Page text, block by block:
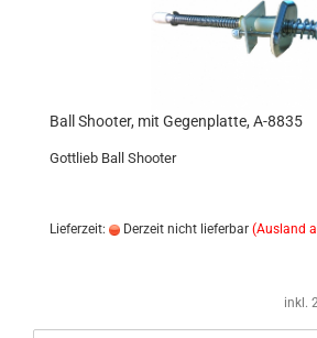
Ball Shooter, mit Gegenplatte, A-8835
Gottlieb Ball Shooter
Lieferzeit: Derzeit nicht lieferbar (Ausland
inkl.